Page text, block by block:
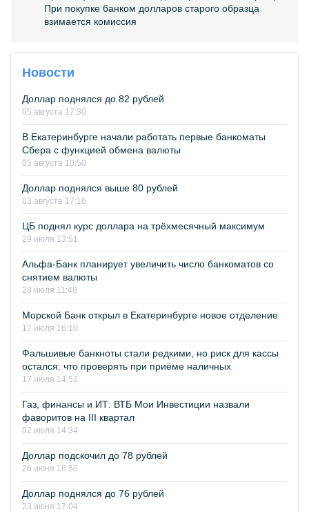
При покупке банком долларов старого образца
взимается комиссия
Новости
Доллар поднялся до 82 рублей
05 августа 17:30
В Екатеринбурге начали работать первые банкоматы
Сбера с функцией обмена валюты
05 августа 10:50
Доллар поднялся выше 80 рублей
03 августа 17:16
ЦБ поднял курс доллара на трёхмесячный максимум
29 июля 13:51
Альфа-Банк планирует увеличить число банкоматов со
снятием валюты
28 июля 11:48
Морской Банк открыл в Екатеринбурге новое отделение
17 июля 16:10
Фальшивые банкноты стали редкими, но риск для кассы
остался: что проверять при приёме наличных
17 июля 14:52
Газ, финансы и ИТ: ВТБ Мои Инвестиции назвали
фаворитов на III квартал
02 июля 14:34
Доллар подскочил до 78 рублей
26 июня 16:50
Доллар поднялся до 76 рублей
23 июня 17:04